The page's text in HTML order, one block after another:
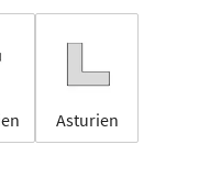
Asturien